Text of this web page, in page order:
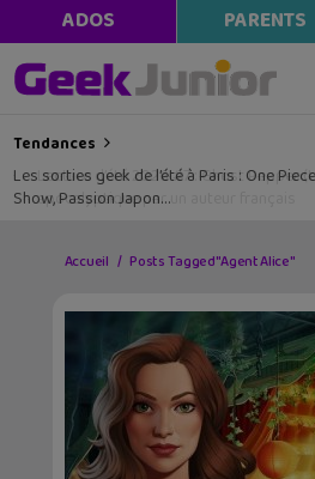
ADOS PARENTS
Tendances
Les sorties geek de l’été à Paris : One
Show, Passion Japon…
Accueil Posts Tagged "Agent Alice"